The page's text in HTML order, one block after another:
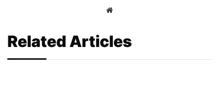
Website
Related Articles